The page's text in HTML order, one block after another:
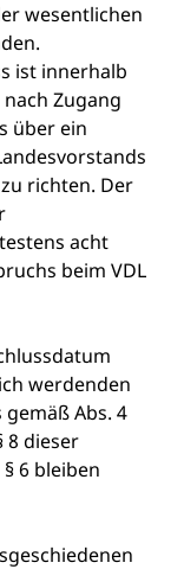
wesentlichen
ist innerhalb
Zugang
über ein
richten. Der
acht
beim VDL
werdenden
gemäß Abs. 4
8 dieser
6 bleiben